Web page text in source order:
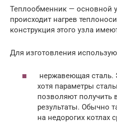
Теплообменник — основной
происходит нагрев
конструкция этого узла
Для изготовления
нержавеющая сталь.
хотя параметры
позволяют
результаты. Обычно
на недорогих котлах